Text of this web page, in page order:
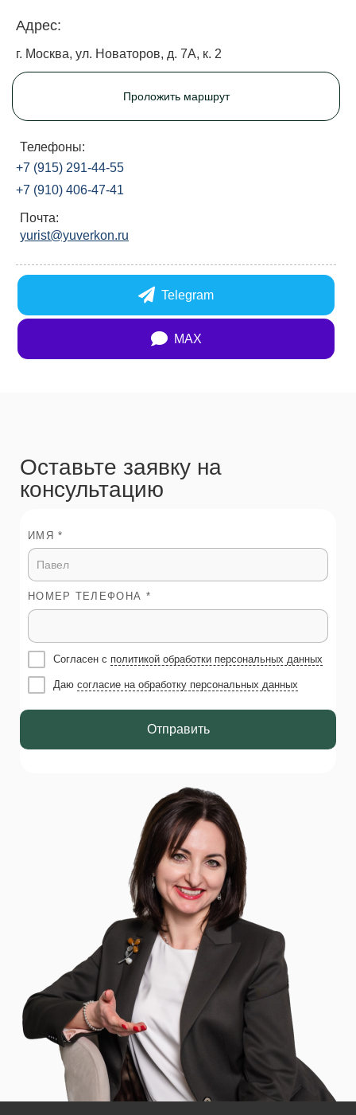
Адрес:
г. Москва, ул. Новаторов, д. 7А, к. 2
Проложить маршрут
Телефоны:
+7 (915) 291-44-55
+7 (910) 406-47-41
Почта:
yurist@yuverkon.ru
Telegram
MAX
Оставьте заявку на
консультацию
ИМЯ *
НОМЕР ТЕЛЕФОНА *
Согласен с политикой обработки персональных данных
Даю согласие на обработку персональных данных
Отправить